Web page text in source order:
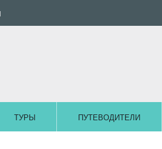
ТУРЫ ПУТЕВОДИТЕЛИ